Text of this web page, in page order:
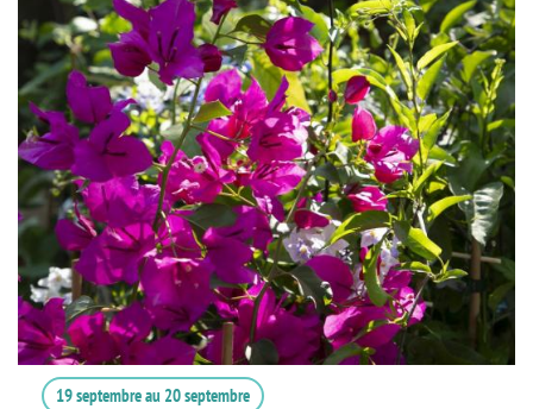
19 septembreau 20 septembre